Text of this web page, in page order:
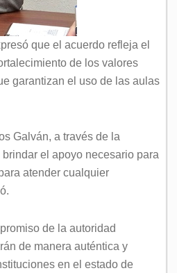
que el acuerdo refleja el
de los valores
garantizan el uso de las aulas
Galván, a través de la
el apoyo necesario para
atender cualquier
de la autoridad
de manera auténtica y
en el estado de